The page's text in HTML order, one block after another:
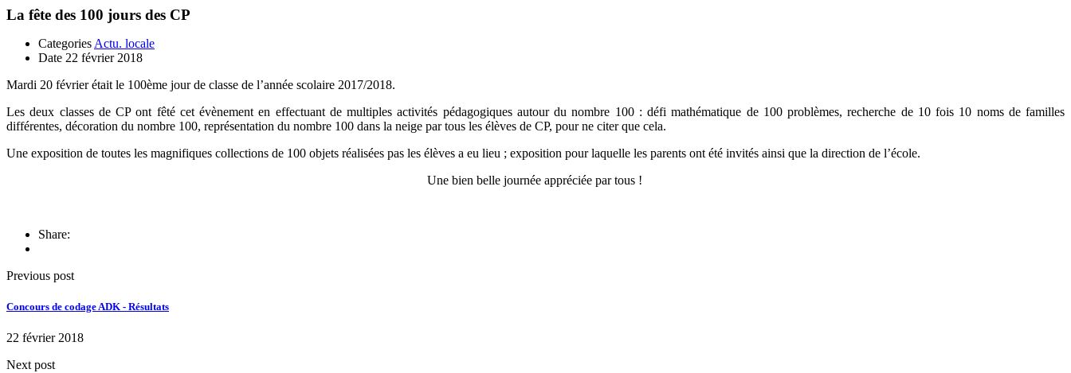
La fête des 100 jours des CP
Categories Actu. locale
Date 22 février 2018
Mardi 20 février était le 100ème jour de classe de l’année scolaire 2017/2018.
Les deux classes de CP ont fêté cet évènement en effectuant de multiples activités pédagogiques autour du nombre 100 : défi mathématique de 100 problèmes, recherche de 10 fois 10 noms de familles
différentes, décoration du nombre 100, représentation du nombre 100 dans la neige par tous les élèves de CP, pour ne citer que cela.
Une exposition de toutes les magnifiques collections de 100 objets réalisées pas les élèves a eu lieu ; exposition pour laquelle les parents ont été invités ainsi que la direction de l’école.
Une bien belle journée appréciée par tous !
Share:
Previous post
Concours de codage ADK - Résultats
22 février 2018
Next post